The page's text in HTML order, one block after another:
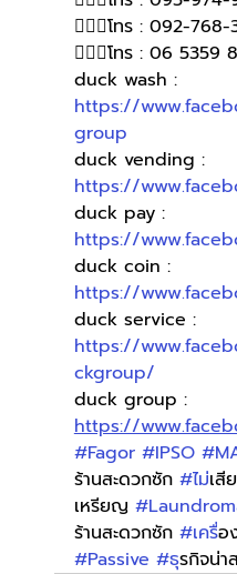
🙋🏻‍♀โทร : 092-
🙋🏻‍♀️โทร : 06
duck wash :
https://
group
duck vending :
https://
duck pay :
https://
duck coin :
https://
duck service :
https://
ckgroup/
duck group :
https://
#Fagor #IPSO
ร้านสะดวกซัก #ไมเสี
เหรียญ
ร้านสะดวกซัก #เครอ
#Passive #ธรกิจน่า